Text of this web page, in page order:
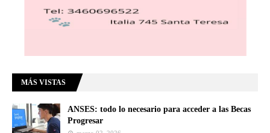
MÁS VISTAS
ANSES: todo lo necesario para acceder a las Becas
Progresar